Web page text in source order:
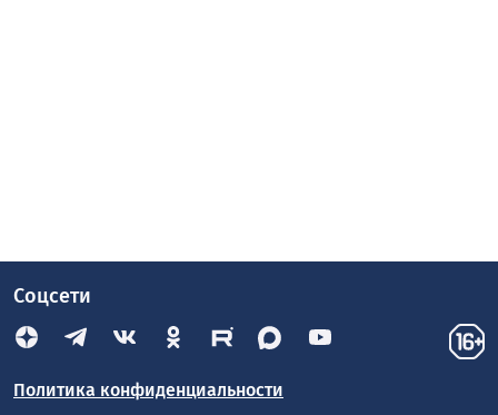
Студентка из Воронежа ответила на звонок
в мамином телефоне и лишилась 5,7 млн
21:00 2026-08-06 1 мин 0 107
«безопасный счёт»